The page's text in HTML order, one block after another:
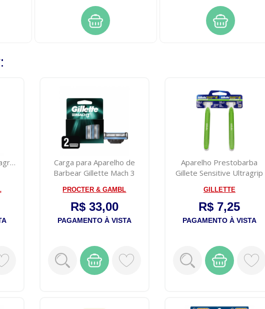
Carga para Aparelho de
Barbear Gillette Mach 3
PROCTER & GAMBL
R$ 33,00
PAGAMENTO À VISTA
Aparelho Prestobarba
Gillete Sensitive Ultragrip
GILLETTE
R$ 7,25
PAGAMENTO À VISTA